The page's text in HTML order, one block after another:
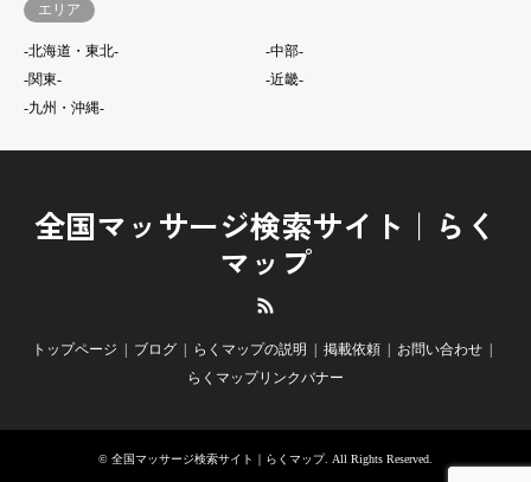
エリア
-北海道・東北-
-中部-
-関東-
-近畿-
-九州・沖縄-
全国マッサージ検索サイト｜らく
マップ
トップページ ブログ らくマップの説明 掲載依頼
お問い合わせ
らくマップリンクバナー
© 全国マッサージ検索サイト｜らくマップ. All Rights Reserved.